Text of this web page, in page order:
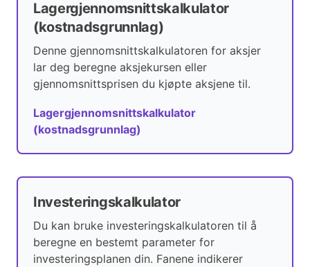
Lagergjennomsnittskalkulator
(kostnadsgrunnlag)
Denne gjennomsnittskalkulatoren for aksjer
lar deg beregne aksjekursen eller
gjennomsnittsprisen du kjøpte aksjene til.
Lagergjennomsnittskalkulator
(kostnadsgrunnlag)
Investeringskalkulator
Du kan bruke investeringskalkulatoren til å
beregne en bestemt parameter for
investeringsplanen din. Fanene indikerer